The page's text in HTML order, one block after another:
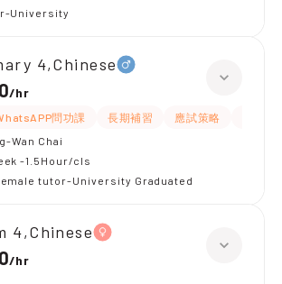
University
4,Chinese
/hr
問功課 長期補習 應試策略
Wan Chai
-1.5Hour/cls
tutor-University Graduated
4,Chinese
/hr